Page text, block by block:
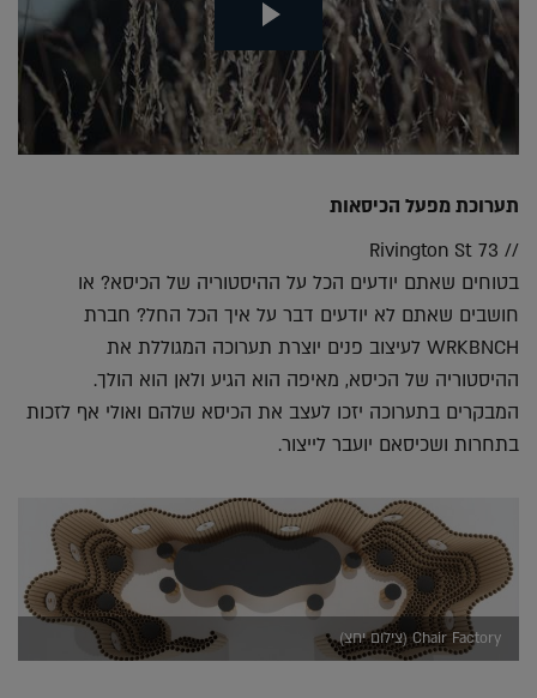
תערוכת מפעל הכיסאות
// 73 Rivington St
בטוחים שאתם יודעים הכל על ההיסטוריה של הכיסא? או
חושבים שאתם לא יודעים דבר על איך הכל החל? חברת
WRKBNCH לעיצוב פנים יוצרת תערוכה המגוללת את
ההיסטוריה של הכיסא, מאיפה הוא הגיע ולאן הוא הולך.
המבקרים בתערוכה יזכו לעצב את הכיסא שלהם ואולי אף לזכות
בתחרות ושכיסאם יועבר לייצור.
Chair Factory (צילום יחצ)